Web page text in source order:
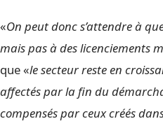
«On peut donc s’attendre à
mais pas à des licenciements
que «le secteur reste en
affectés par la fin du
compensés par ceux créés